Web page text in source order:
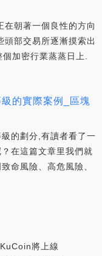
朝著一個良性的方向
部交易所逐漸摸索出
加密行業蒸蒸日上.
的實際案例_區塊
的劃分,有讀者看了一
在這篇文章里我們就
命風險、高危風險、
將上線